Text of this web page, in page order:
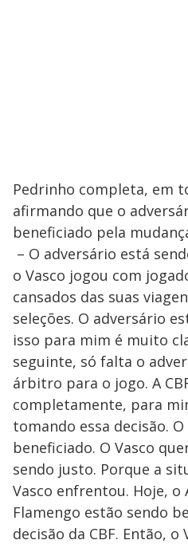
Pedrinho completa, em
afirmando que o
beneficiado pela
– O adversário está
o Vasco jogou com
cansados das suas
seleções. O adversário
isso para mim é muito
seguinte, só falta o
árbitro para o jogo. A
completamente, para
tomando essa decisão.
beneficiado. O Vasco
sendo justo. Porque a
Vasco enfrentou. Hoje, o
Flamengo estão sendo
decisão da CBF. Então, o